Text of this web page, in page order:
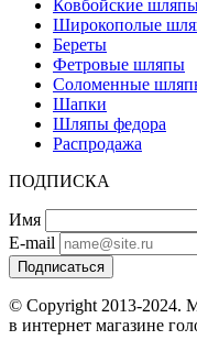
Ковбойские
Широкополые
Береты
Фетровые шляпы
Соломенные
Шапки
Шляпы федора
Распродажа
ПОДПИСКА
Имя
E-mail
Подписаться
© Copyright 2013-2024.
в интернет магазине